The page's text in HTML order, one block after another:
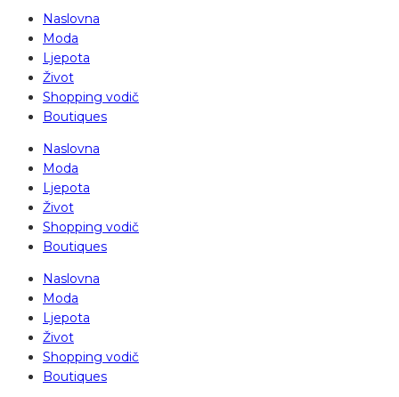
Naslovna
Moda
Ljepota
Život
Shopping vodič
Boutiques
Naslovna
Moda
Ljepota
Život
Shopping vodič
Boutiques
Naslovna
Moda
Ljepota
Život
Shopping vodič
Boutiques